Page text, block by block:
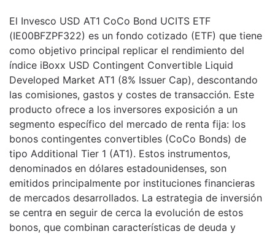
El Invesco USD AT1 CoCo Bond UCITS ETF
(IE00BFZPF322) es un fondo cotizado (ETF) que tiene
como objetivo principal replicar el rendimiento del
índice iBoxx USD Contingent Convertible Liquid
Developed Market AT1 (8% Issuer Cap), descontando
las comisiones, gastos y costes de transacción. Este
producto ofrece a los inversores exposición a un
segmento específico del mercado de renta fija: los
bonos contingentes convertibles (CoCo Bonds) de
tipo Additional Tier 1 (AT1). Estos instrumentos,
denominados en dólares estadounidenses, son
emitidos principalmente por instituciones financieras
de mercados desarrollados. La estrategia de inversión
se centra en seguir de cerca la evolución de estos
bonos, que combinan características de deuda y